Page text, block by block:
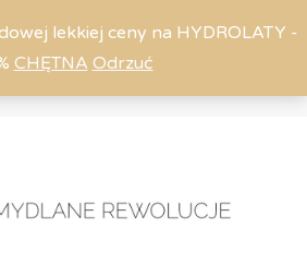
lekkiej ceny na HYDROLATY -
CHĘTNA Odrzuć